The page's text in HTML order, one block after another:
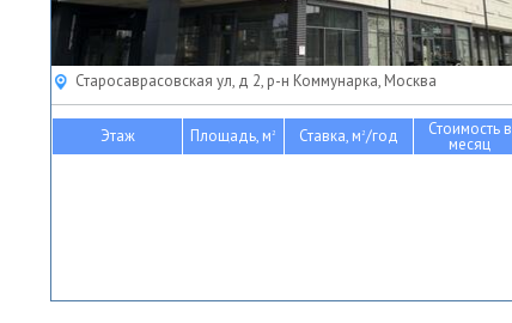
Старосаврасовская ул, д 2, р-н Коммунарка, Москва
Этаж Площадь, м2 Ставка, м2/год Стоимость в
месяц